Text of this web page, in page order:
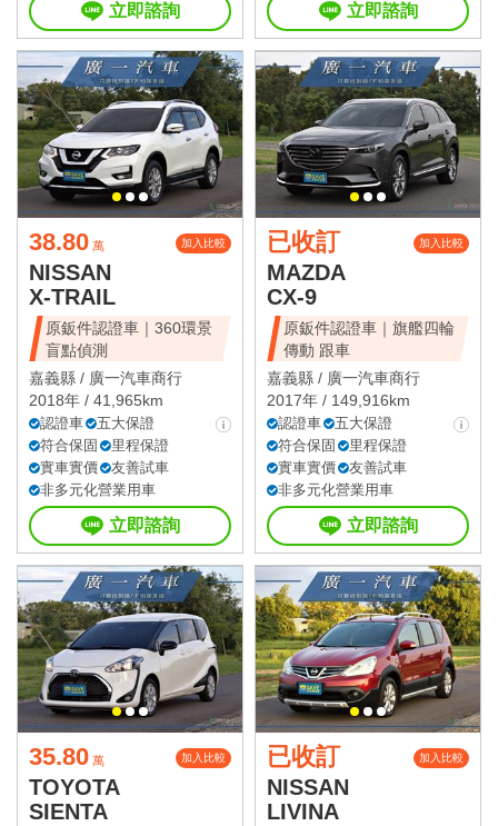
立即諮詢 立即諮詢
38.80 萬 加入比較
NISSAN
X-TRAIL
原鈑件認證車｜360環景
盲點偵測
嘉義縣 / 廣一汽車商行
2018年 / 41,965km
認證車
五大保證
符合保固
里程保證
實車實價
友善試車
非多元化營業用車
立即諮詢
已收訂 加入比較
MAZDA
CX-9
原鈑件認證車｜旗艦四輪
傳動 跟車
嘉義縣 / 廣一汽車商行
2017年 / 149,916km
認證車
五大保證
符合保固
里程保證
實車實價
友善試車
非多元化營業用車
立即諮詢
35.80 萬 加入比較
TOYOTA
SIENTA
已收訂 加入比較
NISSAN
LIVINA